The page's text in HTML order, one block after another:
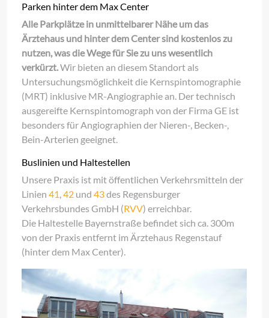
Parken hinter dem Max Center
Alle Parkplätze in unmittelbarer Nähe um das
Ärztehaus und hinter dem Center sind kostenlos zu
nutzen, was die Wege für Sie zu uns wesentlich
verkürzt.Wir bieten an diesem Standort als
Untersuchungsmöglichkeit die Kernspintomographie
(MRT) inklusive MR-Angiographie an. Der technisch
ausgereifte Kernspintomograph von der Firma GE ist
besonders für Angiographien der Nieren-, Becken-,
Bein-Arterien geeignet.
Buslinien und Haltestellen
Unsere Praxis ist mit öffentlichen Verkehrsmitteln der
Linien41,42 und43des Regensburger
Verkehrsbundes GmbH (RVV) erreichbar.
Die Haltestelle Bayernstraße befindet sich ca. 300m
von der Praxis entfernt im Ärztehaus Regenstauf
(hinter dem Max Center).